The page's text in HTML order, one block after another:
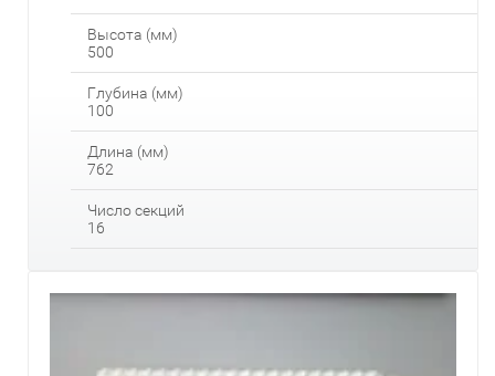
Высота (мм)
500
Глубина (мм)
100
Длина (мм)
762
Число секций
16